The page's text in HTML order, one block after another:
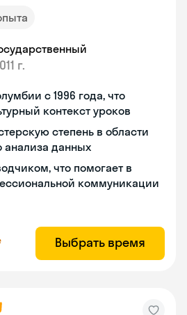
г.
с 1996 года, что
контекст уроков
степень в области
анализа данных
что помогает в
коммуникации
Выбрать время